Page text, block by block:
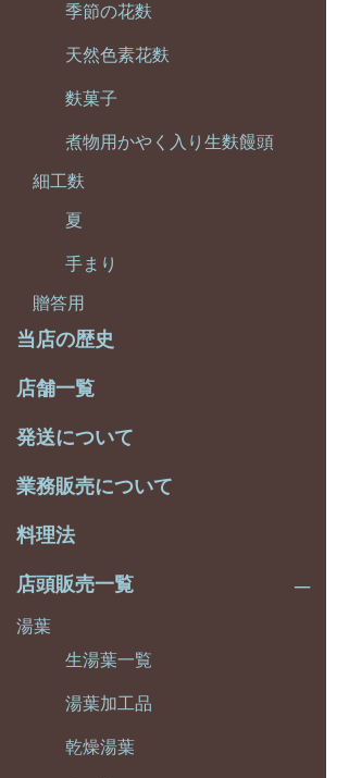
季節の花麩
天然色素花麩
麩菓子
煮物用かやく入り生麩饅頭
細工麩
夏
手まり
贈答用
当店の歴史
店舗一覧
発送について
業務販売について
料理法
店頭販売一覧
湯葉
生湯葉一覧
湯葉加工品
乾燥湯葉